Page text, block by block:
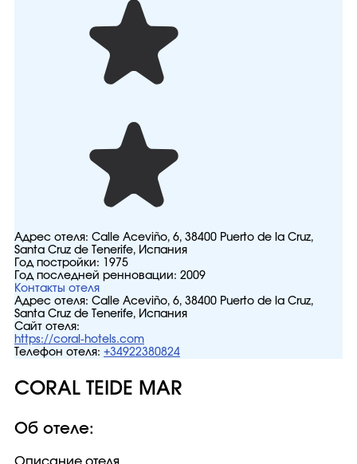
Адрес отеля: Calle Aceviño, 6, 38400 Puerto de la Cruz,
Santa Cruz de Tenerife, Испания
Год постройки:
1975
Год последней ренновации: 2009
Контакты отеля
Адрес отеля: Calle Aceviño, 6, 38400 Puerto de la Cruz,
Santa Cruz de Tenerife, Испания
Сайт отеля:
https://coral-hotels.com
Телефон отеля: +34922380824
CORAL TEIDE MAR
Об отеле: